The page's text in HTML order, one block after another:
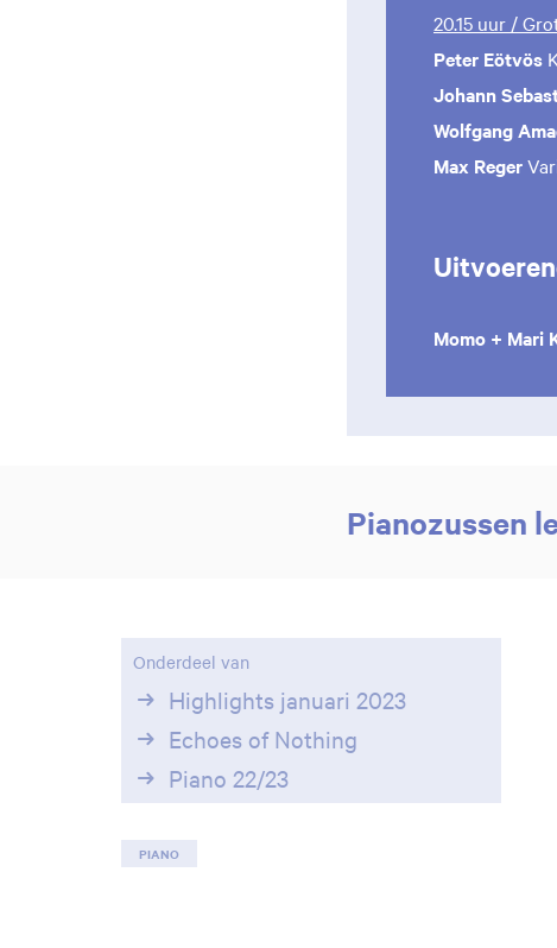
20.15 uur /
Peter Eötvös
Johann
Wolfgang
Max Reger
Momo + Mari
Pianozussen
Onderdeel van
Highlights januari 2023
Echoes of Nothing
Piano 22/23
PIANO